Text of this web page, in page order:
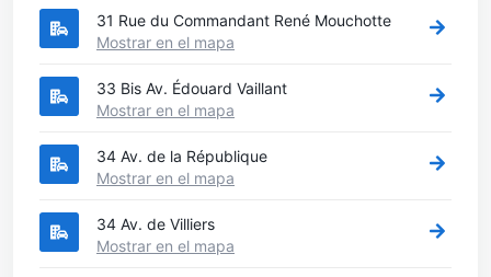
31 Rue du Commandant René Mouchotte
Mostrar en el mapa
33 Bis Av. Édouard Vaillant
Mostrar en el mapa
34 Av. de la République
Mostrar en el mapa
34 Av. de Villiers
Mostrar en el mapa